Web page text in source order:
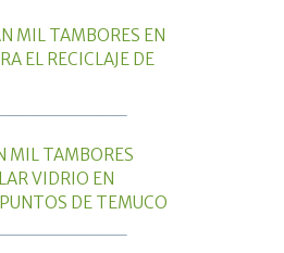
MIL TAMBORES EN
EL RECICLAJE DE
MIL TAMBORES
VIDRIO EN
DE TEMUCO